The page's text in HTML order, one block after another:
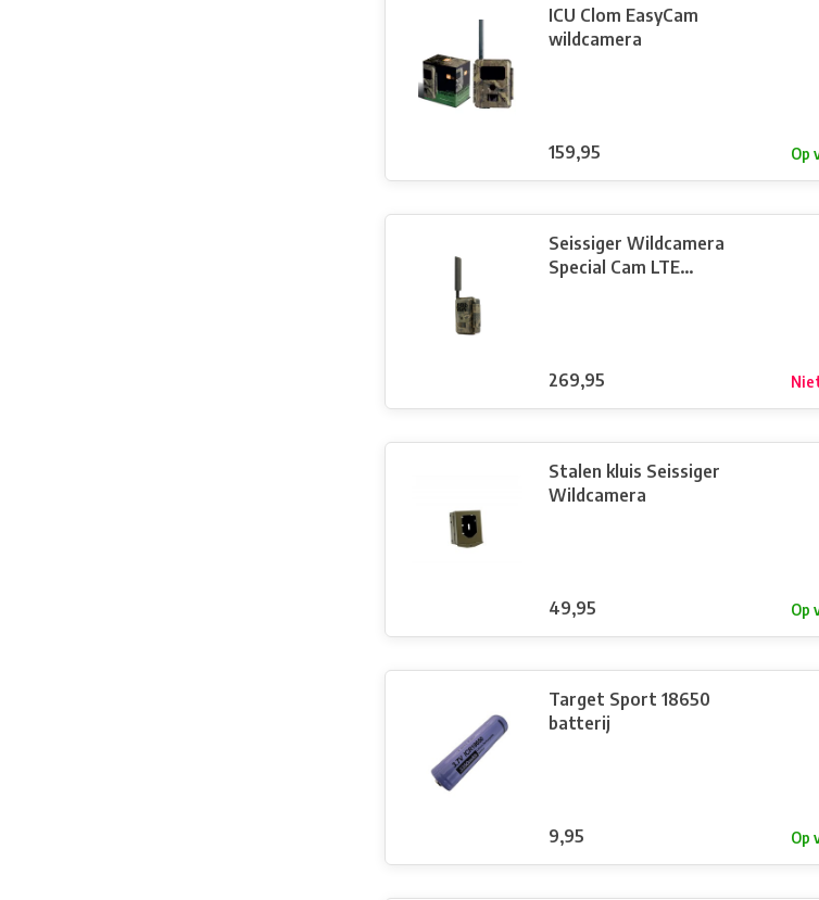
ICU Clom EasyCam
wildcamera
159,95 Op
Seissiger Wildcamera
Special Cam LTE
269,95
Stalen kluis Seissiger
Wildcamera
49,95 Op
Target Sport 18650
batterij
9,95 Op